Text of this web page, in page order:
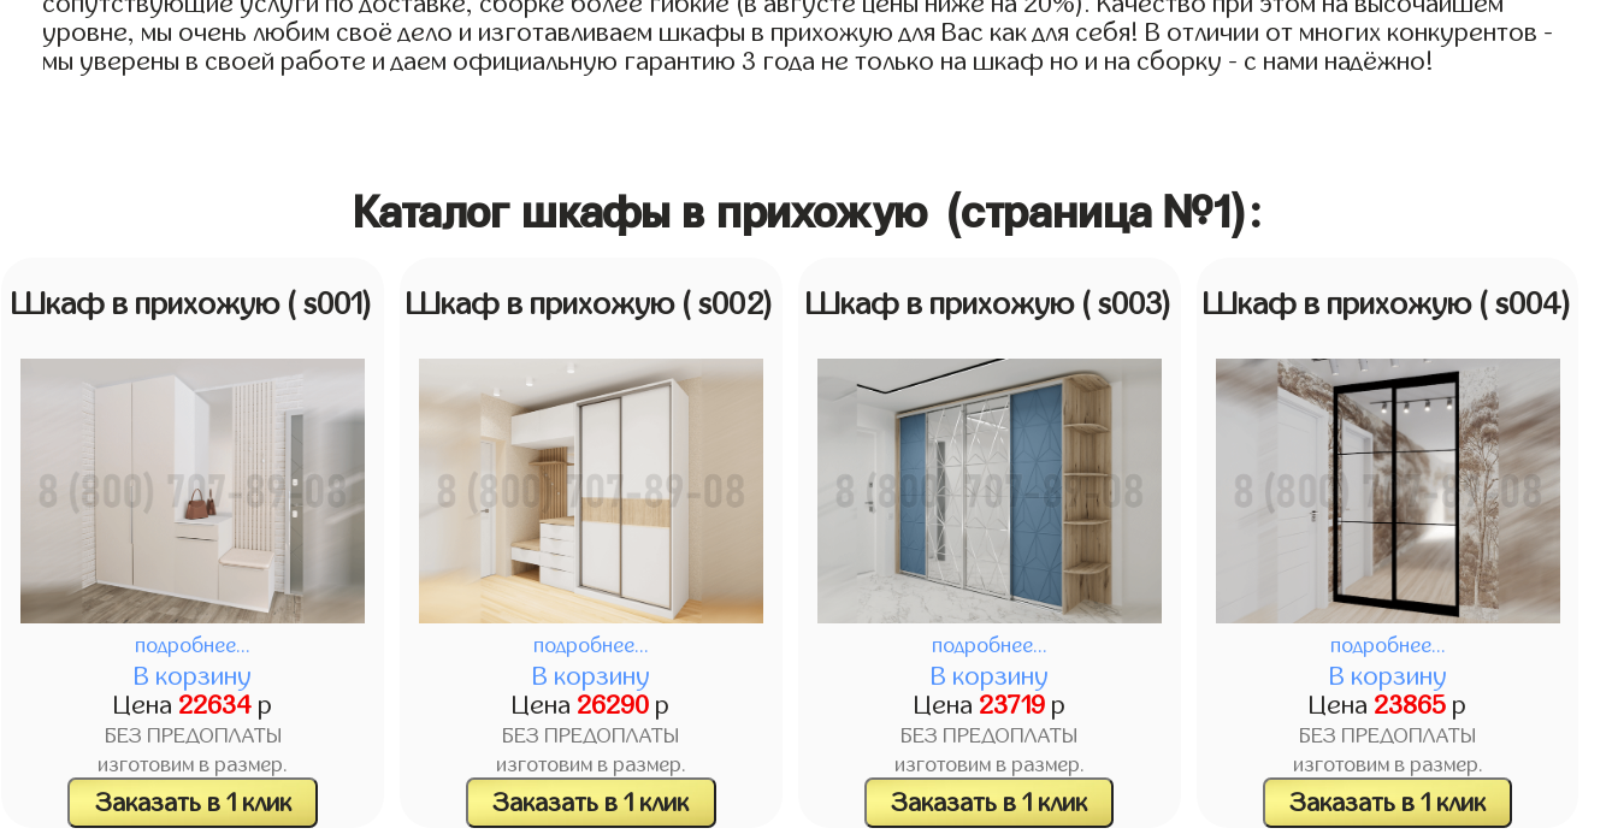
уровне, мы очень любим своё дело и изготавливаем шкафы в прихожую для Вас как для себя! В отличии от многих конкурентов -
мы уверены в своей работе и даем официальную гарантию 3 года не только на шкаф но и на сборку - с нами надёжно!
Каталог шкафы в прихожую (страница №1):
Шкаф в прихожую ( s001)
подробнее...
В корзину
Цена 22634 р
БЕЗ ПРЕДОПЛАТЫ
изготовим в размер.
Заказать в 1 клик
Шкаф в прихожую ( s002)
подробнее...
В корзину
Цена 26290 р
БЕЗ ПРЕДОПЛАТЫ
изготовим в размер.
Заказать в 1 клик
Шкаф в прихожую ( s003)
подробнее...
В корзину
Цена 23719р
БЕЗ ПРЕДОПЛАТЫ
изготовим в размер.
Заказать в 1 клик
Шкаф в прихожую ( s004)
подробнее...
В корзину
Цена 23865 р
БЕЗ ПРЕДОПЛАТЫ
изготовим в размер.
Заказать в 1 клик